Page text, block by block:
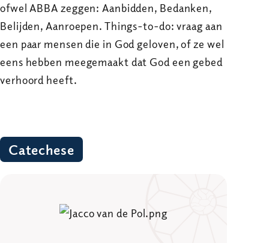
ofwel ABBA zeggen: Aanbidden, Bedanken,
Belijden, Aanroepen. Things-to-do: vraag aan
een paar mensen die in God geloven, of ze wel
eens hebben meegemaakt dat God een gebed
verhoord heeft.
Catechese